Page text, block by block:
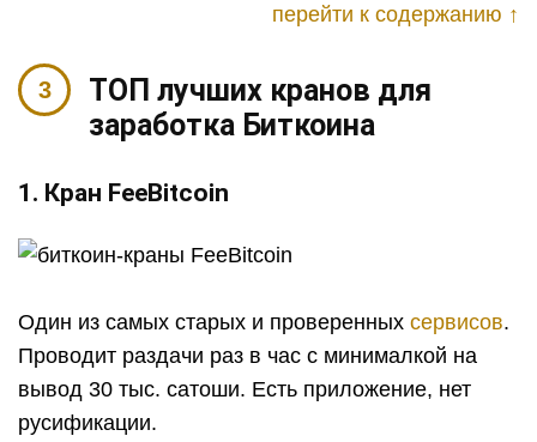
перейти к содержанию ↑
ТОП лучших кранов для
заработка Биткоина
1. Кран FeeBitcoin
Один из самых старых и проверенных сервисов.
Проводит раздачи раз в час с минималкой на
вывод 30 тыс. сатоши. Есть приложение, нет
русификации.